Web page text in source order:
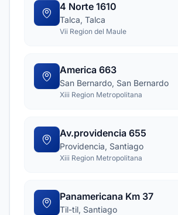
4 Norte 1610
Talca, Talca
Vii Region del Maule
America 663
San Bernardo, San Bernardo
Xiii Region Metropolitana
Av.providencia 655
Providencia, Santiago
Xiii Region Metropolitana
Panamericana Km 37
Til-til, Santiago